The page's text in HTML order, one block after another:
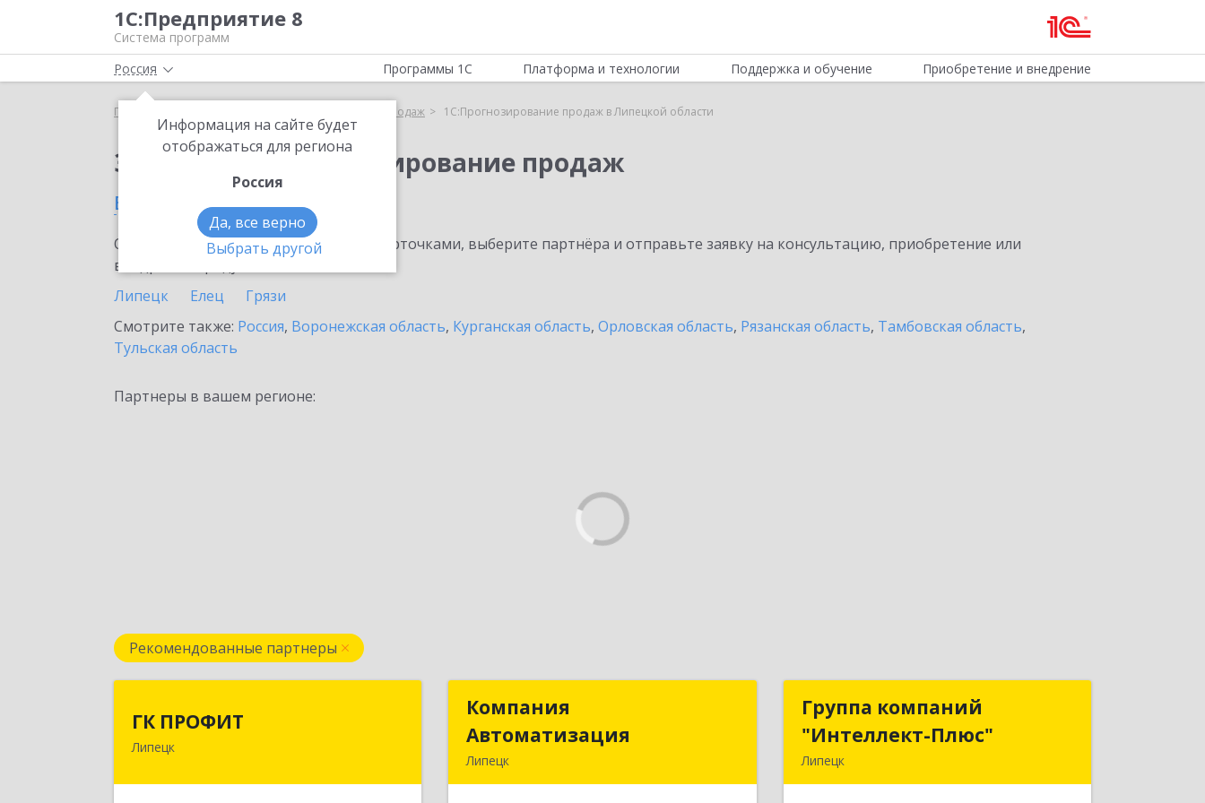
1С:Предприятие 8
Система программ
Россия
Информация на сайте будет
отображаться для региона
Россия
Да, все верно
Выбрать другой
Программы 1С Платформа и технологии Поддержка и обучение Приобретение и внедрение
Главная 1С:Прогнозирование продаж 1С:Прогнозирование продаж в Липецкой области
Заказать 1С:Прогнозирование продаж
в Липецкой области
Ознакомьтесь с информационными карточками, выберите партнёра и отправьте заявку на консультацию, приобретение или
внедрение продукта.
Липецк
Елец
Грязи
Смотрите также: Россия, Воронежская область, Курганская область, Орловская область, Рязанская область, Тамбовская область,
Тульская область
Партнеры в вашем регионе:
Рекомендованные партнеры
ГК ПРОФИТ
Липецк398001, Липецкая обл, Липецк г,
Компания
Автоматизация
Липецк
Автоматизация
Группа компаний
"Интеллект-Плюс"
Липецк
Группа компаний
"Интеллект-Плюс"